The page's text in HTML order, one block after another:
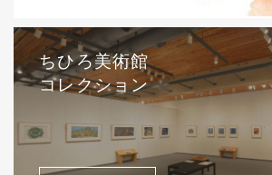
ちひろ美術館
コレクション